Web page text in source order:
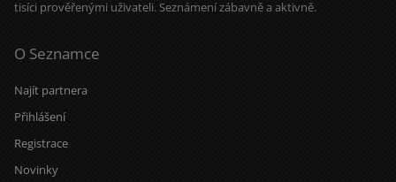
jeden druhého.
tisíci prověřenými uživateli. Seznámení zábavně a aktivně.
O Seznamce
Najít partnera
Přihlášení
Registrace
Novinky